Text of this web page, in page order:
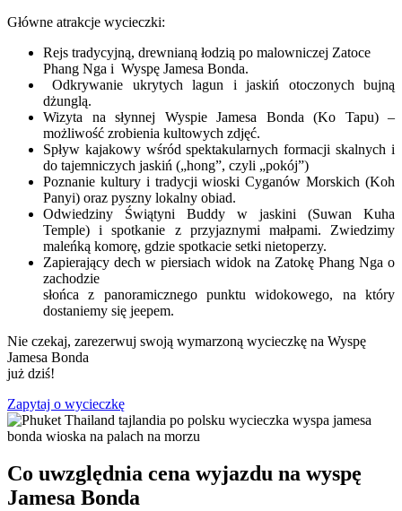
Główne atrakcje wycieczki:
Rejs tradycyjną, drewnianą łodzią po malowniczej Zatoce
Phang Nga i Wyspę Jamesa Bonda.
Odkrywanie ukrytych lagun i jaskiń otoczonych bujną
dżunglą.
Wizyta na słynnej Wyspie Jamesa Bonda (Ko Tapu) –
możliwość zrobienia kultowych zdjęć.
Spływ kajakowy wśród spektakularnych formacji skalnych i
do tajemniczych jaskiń („hong”, czyli „pokój”)
Poznanie kultury i tradycji wioski Cyganów Morskich (Koh
Panyi) oraz pyszny lokalny obiad.
Odwiedziny Świątyni Buddy w jaskini (Suwan Kuha
Temple) i spotkanie z przyjaznymi małpami. Zwiedzimy
maleńką komorę, gdzie spotkacie setki nietoperzy.
Zapierający dech w piersiach widok na Zatokę Phang Nga o
zachodzie
słońca z panoramicznego punktu widokowego, na który
dostaniemy się jeepem.
Nie czekaj, zarezerwuj swoją wymarzoną wycieczkę na Wyspę
Jamesa Bonda
już dziś!
Zapytaj o wycieczkę
Co uwzględnia cena wyjazdu na wyspę
Jamesa Bonda